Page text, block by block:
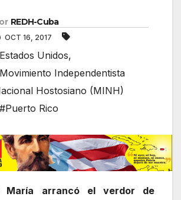
REDH-Cuba
OCT 16, 2017
Unidos,
Independentista
Hostosiano (MINH)
#Puerto Rico
María arrancó el verdor de